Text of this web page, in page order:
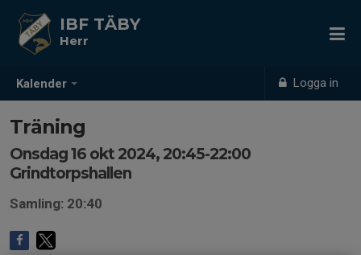
Kalender Logga in
IBF TÄBY
Herr
Träning
Onsdag 16 okt 2024, 20:45-22:00
Grindtorpshallen
Samling: 20:40